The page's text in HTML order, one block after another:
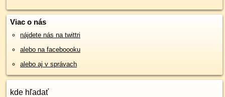
Viac o nás
nájdete nás na twittri
alebo na faceboooku
alebo aj v správach
kde hľadať